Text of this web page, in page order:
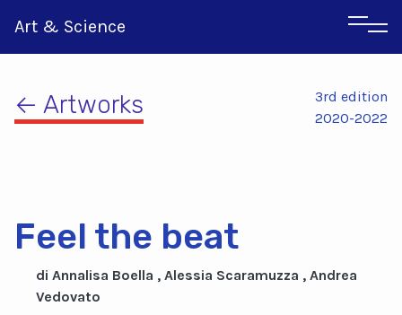
Art & Science
← Artworks
3rd edition
2020-2022
Feel the beat
di Annalisa Boella , Alessia Scaramuzza , Andrea
Vedovato